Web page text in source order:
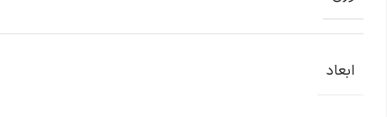
ابعاد